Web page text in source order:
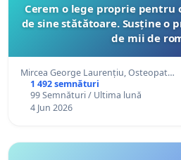
Cerem o lege proprie pentru
de sine stătătoare. Susține o
de mii de
Mircea George Laurențiu, Osteopat…
1 492 semnături
99 Semnături / Ultima lună
4 Jun 2026